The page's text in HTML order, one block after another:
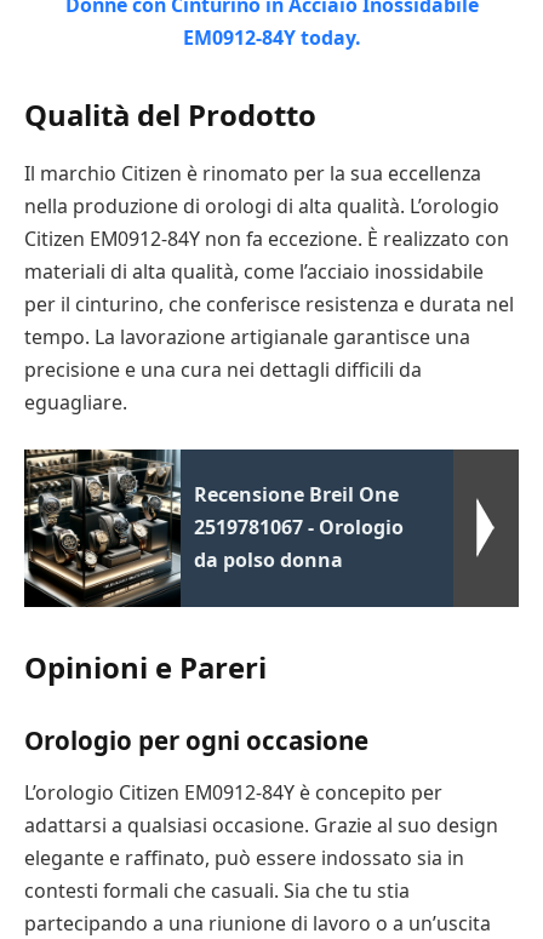
Qualità del Prodotto
Il marchio Citizen è rinomato per la sua eccellenza
nella produzione di orologi di alta qualità. L’orologio
Citizen EM0912-84Y non fa eccezione. È realizzato con
materiali di alta qualità, come l’acciaio inossidabile
per il cinturino, che conferisce resistenza e durata nel
tempo. La lavorazione artigianale garantisce una
precisione e una cura nei dettagli difficili da
eguagliare.
Recensione Breil One
2519781067 - Orologio
da polso donna
Opinioni e Pareri
Orologio per ogni occasione
L’orologio Citizen EM0912-84Y è concepito per
adattarsi a qualsiasi occasione. Grazie al suo design
elegante e raffinato, può essere indossato sia in
contesti formali che casuali. Sia che tu stia
partecipando a una riunione di lavoro o a un’uscita